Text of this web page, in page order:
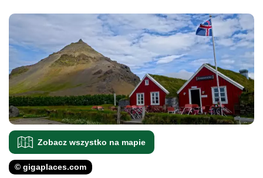
Zobacz wszystko na mapie
© gigaplaces.com